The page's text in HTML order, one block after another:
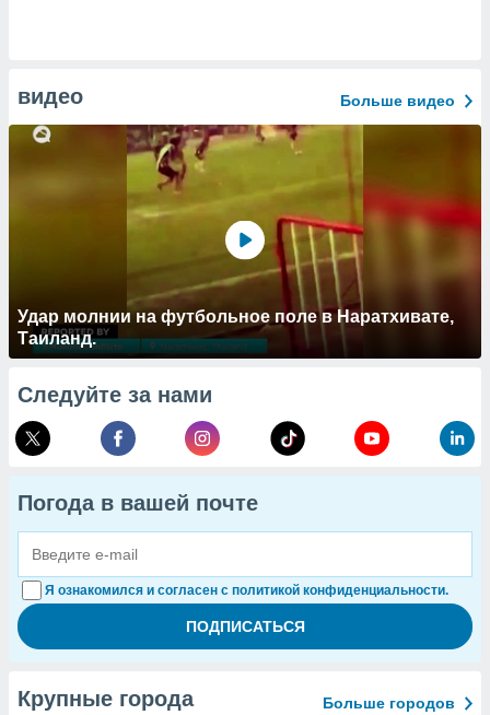
видео Больше видео
Удар молнии на футбольное поле в Наратхивате,
Таиланд.
Следуйте за нами
Погода в вашей почте
Я ознакомился и согласен с политикой конфиденциальности.
Крупные города Больше городов